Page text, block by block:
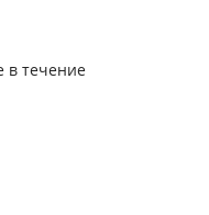
в течение